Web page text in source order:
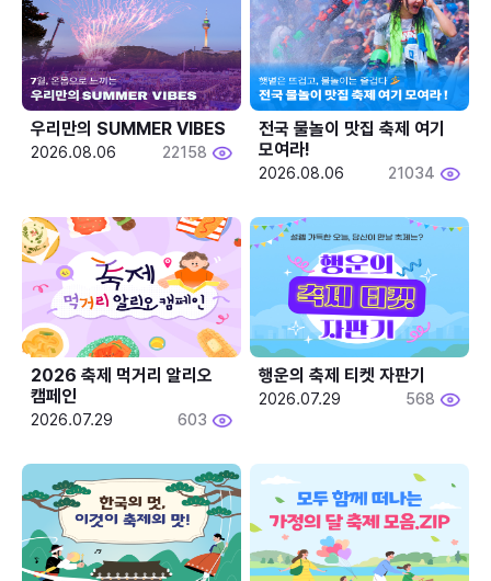
우리만의 SUMMER VIBES
2026.08.06 22158
전국 물놀이 맛집 축제 여기
모여라!
2026.08.06 21034
2026 축제 먹거리 알리오
캠페인
2026.07.29 603
행운의 축제 티켓 자판기
2026.07.29 568